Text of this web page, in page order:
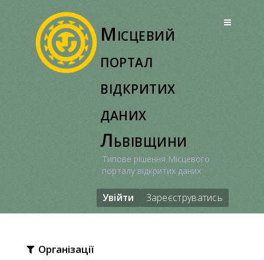
Місцевий
портал
відкритих
даних
Львівщини
Типове рішення Місцевого
порталу відкритих даних
Увійти Зареєструватись
Організації